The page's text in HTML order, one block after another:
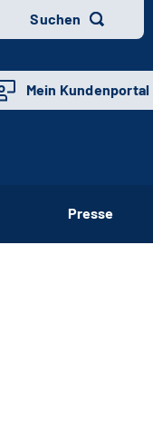
Suchen
Mein Kundenportal
Presse